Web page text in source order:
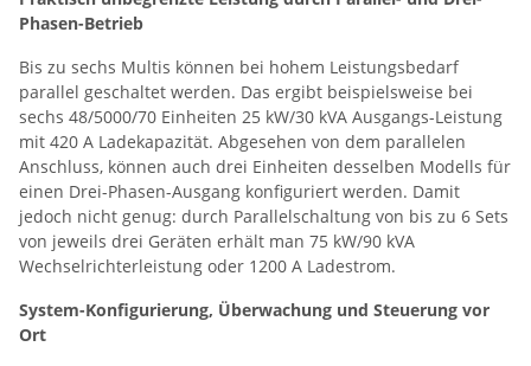
Phasen-Betrieb
Bis zu sechs Multis können bei hohem Leistungsbedarf
parallel geschaltet werden. Das ergibt beispielsweise bei
sechs 48/5000/70 Einheiten 25 kW/30 kVA Ausgangs-Leistung
mit 420 A Ladekapazität. Abgesehen von dem parallelen
Anschluss, können auch drei Einheiten desselben Modells für
einen Drei-Phasen-Ausgang konfiguriert werden. Damit
jedoch nicht genug: durch Parallelschaltung von bis zu 6 Sets
von jeweils drei Geräten erhält man 75 kW/90 kVA
Wechselrichterleistung oder 1200 A Ladestrom.
System-Konfigurierung, Überwachung und Steuerung vor
Ort